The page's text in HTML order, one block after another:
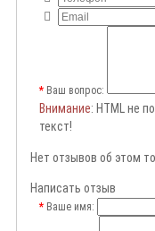
Ваш вопрос:
Внимание: HTML не
текст!
Нет отзывов об этом
Написать отзыв
Ваше имя: